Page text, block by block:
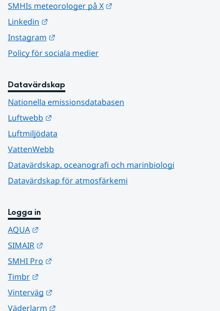
SMHIs meteorologer på X
Linkedin
Instagram
Policy för sociala medier
Datavärdskap
Nationella emissionsdatabasen
Luftwebb
Luftmiljödata
VattenWebb
Datavärdskap, oceanografi och marinbiologi
Datavärdskap för atmosfärkemi
Logga in
AQUA
SIMAIR
SMHI Pro
Timbr
Vinterväg
Väderlarm